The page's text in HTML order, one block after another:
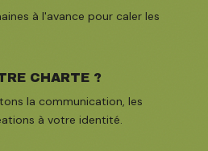
à l'avance pour caler les
CHARTE ?
la communication, les
à votre identité.